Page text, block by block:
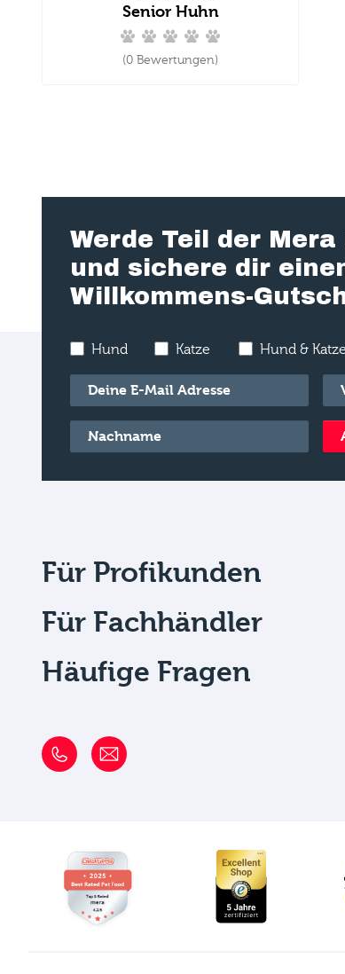
Senior Huhn
(0 Bewertungen)
Werde Teil der Mera
und sichere dir
Willkommens-
Hund Katze Hund & Katze
E-Mail*
Nachname*
Für Profikunden
Für Fachhändler
Häufige Fragen